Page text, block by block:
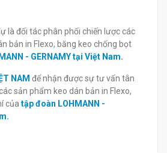
là đối tác phân phối chiến lược các
bản in Flexo, băng keo chống bọt
- GERNAMY tại Việt Nam.
NAM để nhận được sự tư vấn tân
sản phẩm keo dán bản in Flexo,
của tập đoàn LOHMANN -